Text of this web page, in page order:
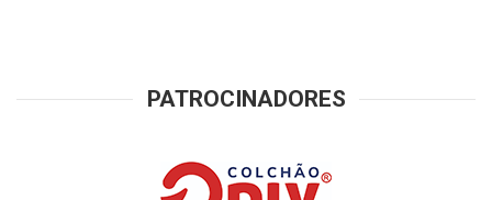
PATROCINADORES